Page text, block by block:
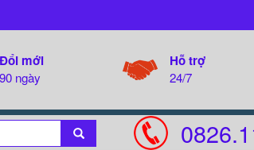
Đổi mới
90 ngày
Hỗ trợ
24/7